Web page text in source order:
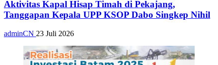
Aktivitas Kapal Hisap Timah di Pekajang,
Tanggapan Kepala UPP KSOP Dabo Singkep Nihil
adminCN 23 Juli 2026